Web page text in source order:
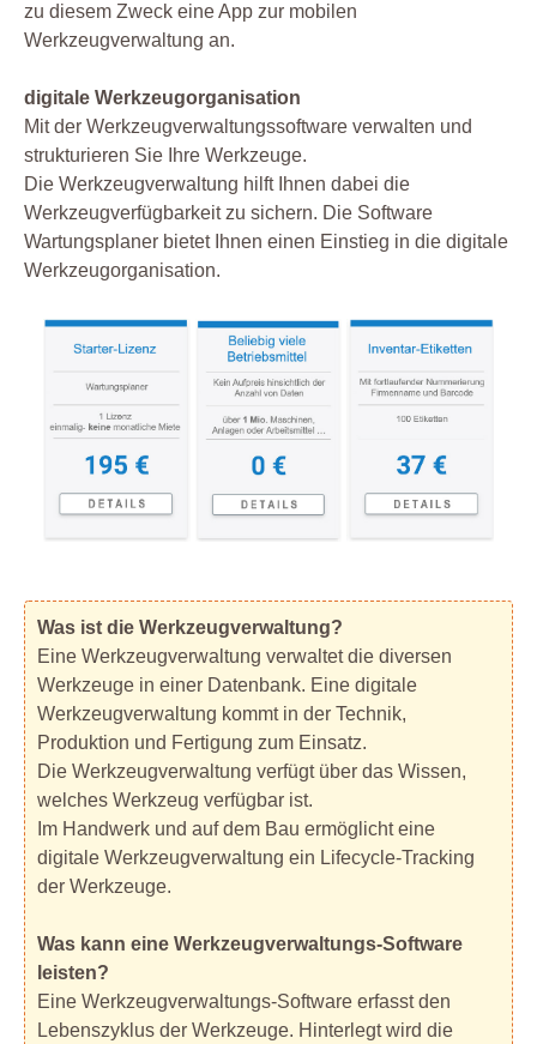
zu diesem Zweck eine App zur mobilen
Werkzeugverwaltung an.
digitale Werkzeugorganisation
Mit der Werkzeugverwaltungssoftware verwalten und
strukturieren Sie Ihre Werkzeuge.
Die Werkzeugverwaltung hilft Ihnen dabei die
Werkzeugverfügbarkeit zu sichern. Die Software
Wartungsplaner bietet Ihnen einen Einstieg in die digitale
Werkzeugorganisation.
Was ist die Werkzeugverwaltung?
Eine Werkzeugverwaltung verwaltet die diversen
Werkzeuge in einer Datenbank. Eine digitale
Werkzeugverwaltung kommt in der Technik,
Produktion und Fertigung zum Einsatz.
Die Werkzeugverwaltung verfügt über das Wissen,
welches Werkzeug verfügbar ist.
Im Handwerk und auf dem Bau ermöglicht eine
digitale Werkzeugverwaltung ein Lifecycle-Tracking
der Werkzeuge.
Was kann eine Werkzeugverwaltungs-Software
leisten?
Eine Werkzeugverwaltungs-Software erfasst den
Lebenszyklus der Werkzeuge. Hinterlegt wird die